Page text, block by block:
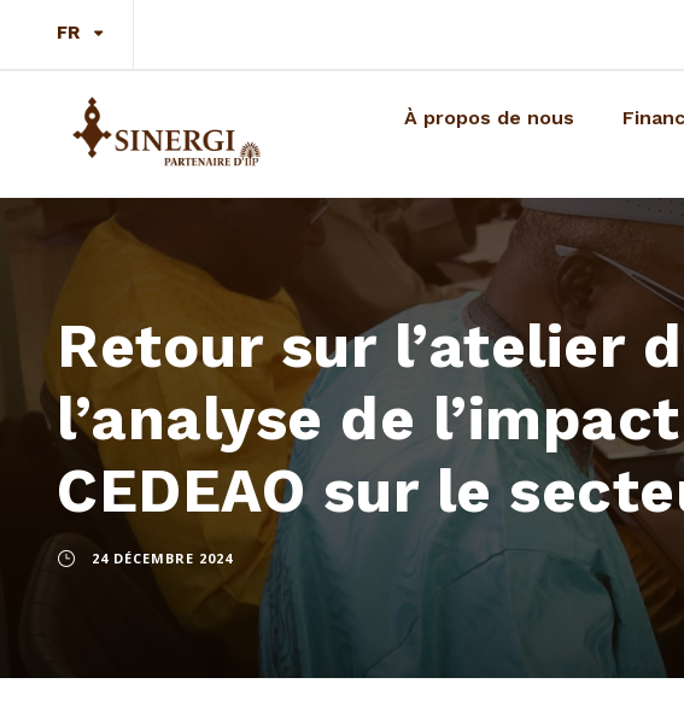
FR
À propos de nous
Retour sur l’atelier
l’analyse de
CEDEAO sur le
24 DÉCEMBRE 2024